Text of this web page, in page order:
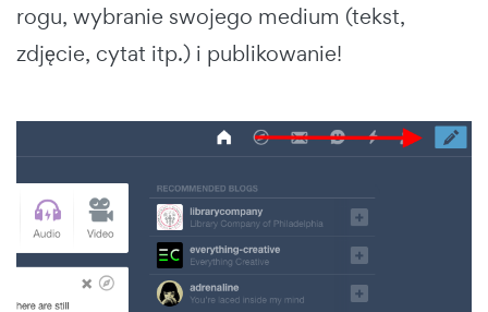
rogu, wybranie swojego medium (tekst,
zdjęcie, cytat itp.) i publikowanie!